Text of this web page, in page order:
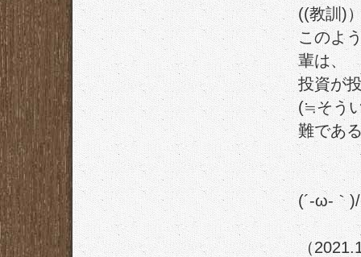
((教訓)
このよ
輩は、
投資が
(≒そう
難であ
(´-ω-｀
（